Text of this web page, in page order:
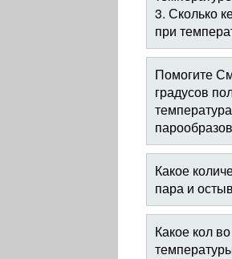
3. Сколько
при
Помогите
градусов
Какое
пара и
Какое кол